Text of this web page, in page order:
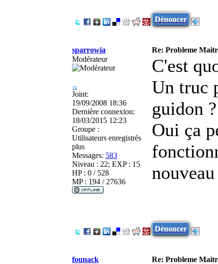
Dénoncer
sparrowia
Re: Probleme
Modérateur
Joint:
19/09/2008 18:36
Dernière connexion:
18/03/2015 12:23
Groupe :
Utilisateurs enregistrés
plus
Messages: 583
Niveau : 22; EXP : 15
HP : 0 / 528
MP : 194 / 27636
C'est
Un truc
guidon ?
Oui ça
Dénoncer
founack Re: Probleme